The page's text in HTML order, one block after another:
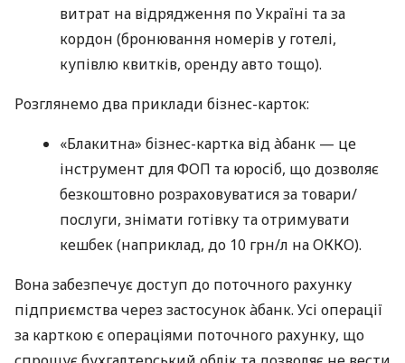
витрат на відрядження по Україні та за
кордон (бронювання номерів у готелі,
купівлю квитків, оренду авто тощо).
Розглянемо два приклади бізнес-карток:
«Блакитна» бізнес-картка від àбанк — це
інструмент для ФОП та юросіб, що дозволяє
безкоштовно розраховуватися за товари/
послуги, знімати готівку та отримувати
кешбек (наприклад, до 10 грн/л на ОККО).
Вона забезпечує доступ до поточного рахунку
підприємства через застосунок àбанк. Усі операції
за карткою є операціями поточного рахунку, що